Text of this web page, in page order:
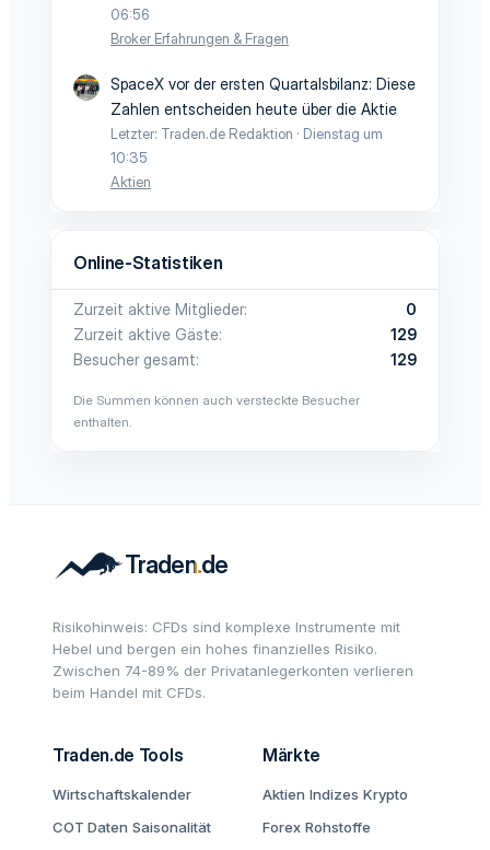
06:56
Broker Erfahrungen & Fragen
SpaceX vor der ersten Quartalsbilanz: Diese
Zahlen entscheiden heute über die Aktie
Letzter: Traden.de Redaktion
Dienstag um
10:35
Aktien
Online-Statistiken
Zurzeit aktive Mitglieder
0
Zurzeit aktive Gäste
129
Besucher gesamt
129
Die Summen können auch versteckte Besucher
enthalten.
Risikohinweis: CFDs sind komplexe Instrumente mit
Hebel und bergen ein hohes finanzielles Risiko.
Zwischen 74-89% der Privatanlegerkonten verlieren
beim Handel mit CFDs.
Traden.de Tools
Wirtschaftskalender
COT Daten Saisonalität
Märkte
Aktien Indizes Krypto
Forex Rohstoffe